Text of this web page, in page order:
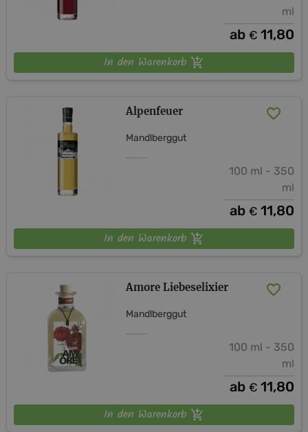
ml
ab € 11,80
In den Warenkorb
Alpenfeuer
Mandlberggut
100 ml - 350
ml
ab € 11,80
In den Warenkorb
Amore Liebeselixier
Mandlberggut
100 ml - 350
ml
ab € 11,80
In den Warenkorb